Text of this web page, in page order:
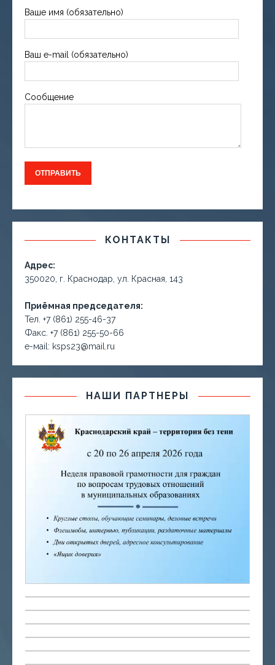
Ваше имя (обязательно)
Ваш e-mail (обязательно)
Сообщение
КОНТАКТЫ
Адрес:
350020, г. Краснодар, ул. Красная, 143
Приёмная председателя:
Тел. +7 (861) 255-46-37
Факс. +7 (861) 255-50-66
е-маil: ksps23@mail.ru
НАШИ ПАРТНЕРЫ